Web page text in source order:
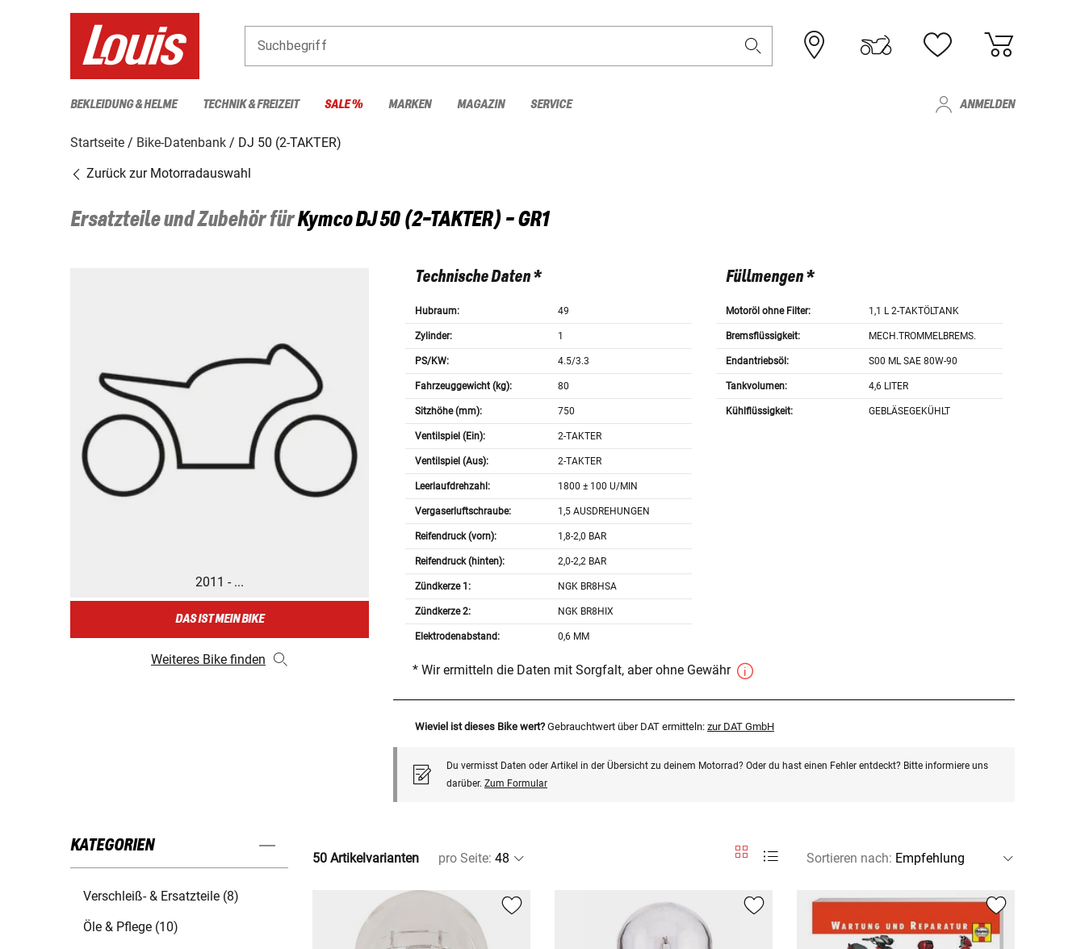
Suchbegriff
BEKLEIDUNG & HELME TECHNIK & FREIZEIT SALE % MARKEN MAGAZIN SERVICE ANMELDEN
Startseite Bike-Datenbank
DJ 50 (2-TAKTER)
Zurück zur Motorradauswahl
Ersatzteile und Zubehör fürKymcoDJ 50 (2-TAKTER) - GR1
2011 - ...
DAS IST MEIN BIKE
Weiteres Bike finden
Technische Daten *
Hubraum: 49
Zylinder: 1
PS/KW: 4.5/3.3
Fahrzeuggewicht (kg): 80
Sitzhöhe (mm): 750
Ventilspiel (Ein): 2-TAKTER
Ventilspiel (Aus): 2-TAKTER
Leerlaufdrehzahl: 1800 ± 100 U/MIN
Vergaserluftschraube: 1,5 AUSDREHUNGEN
Reifendruck (vorn): 1,8-2,0 BAR
Reifendruck (hinten): 2,0-2,2 BAR
Zündkerze 1: NGK BR8HSA
Zündkerze 2: NGK BR8HIX
Elektrodenabstand: 0,6 MM
Füllmengen *
Motoröl ohne Filter: 1,1 L 2-TAKTÖLTANK
Bremsflüssigkeit: MECH.TROMMELBREMS.
Endantriebsöl: S00 ML SAE 80W-90
Tankvolumen: 4,6 LITER
Kühlflüssigkeit: GEBLÄSEGEKÜHLT
* Wir ermitteln die Daten mit Sorgfalt, aber ohne Gewähr
Wieviel ist dieses Bike wert? Gebrauchtwert über DAT ermitteln: zur DAT GmbH
Du vermisst Daten oder Artikel in der Übersicht zu deinem Motorrad? Oder du hast einen Fehler entdeckt? Bitte informiere uns
darüber. Zum Formular
KATEGORIEN
Verschleiß- & Ersatzteile (8)
Öle & Pflege (10)
50 Artikelvarianten pro Seite: Sortieren nach: